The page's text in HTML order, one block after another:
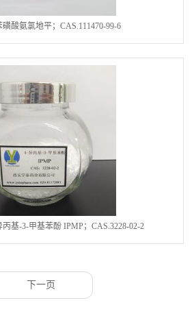
酸氨氯地平；CAS.111470-99-6
基-3-甲基苯酚 IPMP；CAS.3228-02-2
下一页